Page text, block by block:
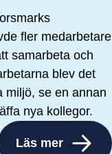
fler medarbetare
samarbeta och
blev det
miljö, se en annan
nya kollegor.
Läs mer